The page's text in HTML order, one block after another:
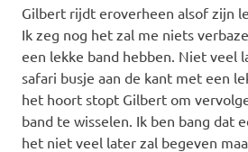
Gilbert rijdt eroverheen alsof zijn
Ik zeg nog het zal me niets
een lekke band hebben. Niet veel
safari busje aan de kant met een
het hoort stopt Gilbert om
band te wisselen. Ik ben bang dat
het niet veel later zal begeven